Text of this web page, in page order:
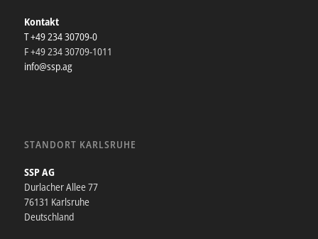
Kontakt
T +49 234 30709-0
F +49 234 30709-1011
info@ssp.ag
STANDORT KARLSRUHE
SSP AG
Durlacher Allee 77
76131 Karlsruhe
Deutschland